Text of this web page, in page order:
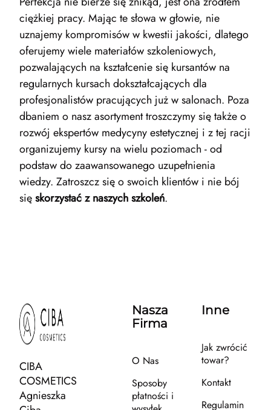
ciężkiej pracy. Mając te słowa w głowie, nie
uznajemy kompromisów w kwestii jakości, dlatego
oferujemy wiele materiałów szkoleniowych,
pozwalających na kształcenie się kursantów na
regularnych kursach dokształcających dla
profesjonalistów pracujących już w salonach. Poza
dbaniem o nasz asortyment troszczymy się także o
rozwój ekspertów medycyny estetycznej i z tej racji
organizujemy kursy na wielu poziomach - od
podstaw do zaawansowanego uzupełnienia
wiedzy. Zatroszcz się o swoich klientów i nie bój
sięskorzystać z naszych szkoleń.
CIBA
COSMETICS
Agnieszka
Nasza
Firma
O Nas
Sposoby
płatności i
Inne
Jak zwrócić
towar?
Kontakt
Regulamin